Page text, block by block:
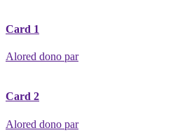
Card 1
Alored dono par
Card 2
Alored dono par